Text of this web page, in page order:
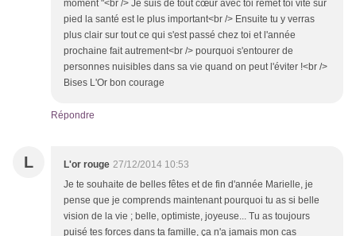
moment "<br /> Je suis de tout cœur avec toi remet toi vite sur
pied la santé est le plus important<br /> Ensuite tu y verras
plus clair sur tout ce qui s'est passé chez toi et l'année
prochaine fait autrement<br /> pourquoi s'entourer de
personnes nuisibles dans sa vie quand on peut l'éviter !<br />
Bises L'Or bon courage
Répondre
L L'or rouge 27/12/2014 10:53
Je te souhaite de belles fêtes et de fin d'année Marielle, je
pense que je comprends maintenant pourquoi tu as si belle
vision de la vie ; belle, optimiste, joyeuse... Tu as toujours
puisé tes forces dans ta famille, ça n'a jamais mon cas